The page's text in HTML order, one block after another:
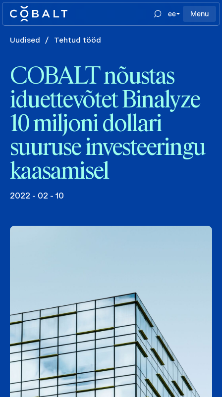
ee Menu
Uudised / Tehtud tööd
COBALT nõustas
iduettevõtet Binalyze
10 miljoni dollari
suuruse investeeringu
kaasamisel
2022 - 02 - 10